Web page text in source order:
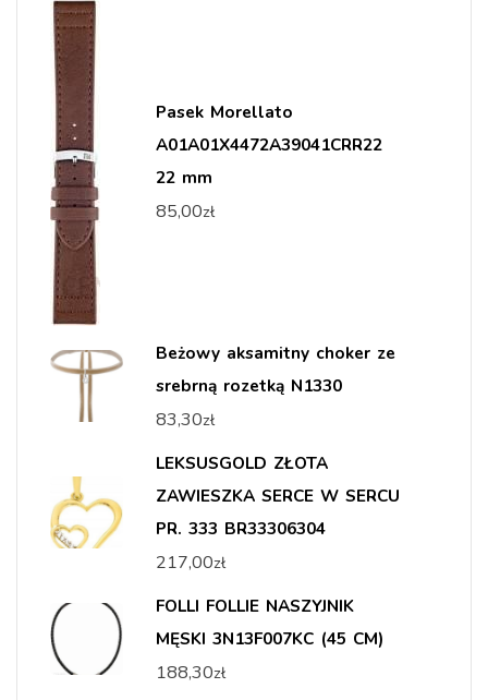
Pasek Morellato
A01A01X4472A39041CRR22
22 mm
85,00zł
Beżowy aksamitny choker ze
srebrną rozetką N1330
83,30zł
LEKSUSGOLD ZŁOTA
ZAWIESZKA SERCE W SERCU
PR. 333 BR33306304
217,00zł
FOLLI FOLLIE NASZYJNIK
MĘSKI 3N13F007KC (45 CM)
188,30zł